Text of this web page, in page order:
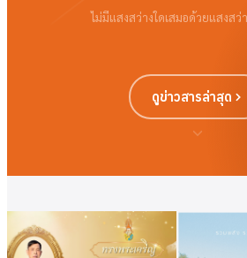
ไม่มีแสงสว่างใดเสมอด้วยแสงส
ดูข่าวสารล่าสุด